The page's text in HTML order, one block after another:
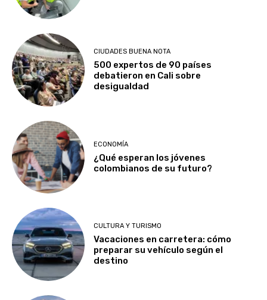
CIUDADES BUENA NOTA
500 expertos de 90 países
debatieron en Cali sobre
desigualdad
ECONOMÍA
¿Qué esperan los jóvenes
colombianos de su futuro?
CULTURA Y TURISMO
Vacaciones en carretera: cómo
preparar su vehículo según el
destino